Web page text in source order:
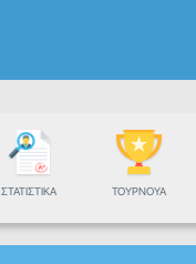
ΣΤΑΤΙΣΤΙΚΆ ΤΟΥΡΝΟΥΆ